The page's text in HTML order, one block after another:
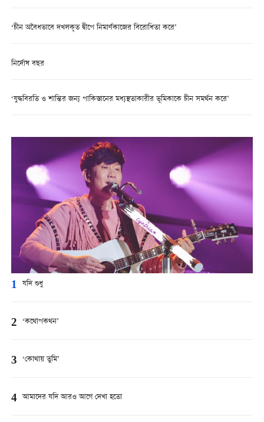
‘চীন অবৈধভাবে দখলকৃত দ্বীপে নিমার্ণকাজের বিরোধিতা করে’
নির্দোষ বছর
‘যুদ্ধবিরতি ও শান্তির জন্য পাকিস্তানের মধ্যস্থতাকারীর ভূমিকাকে চীন সমর্থন করে’
1 যদি শুধু
2 ‘কথোপকথন’
3 ‘কোথায় তুমি’
4 আমাদের যদি আরও আগে দেখা হতো